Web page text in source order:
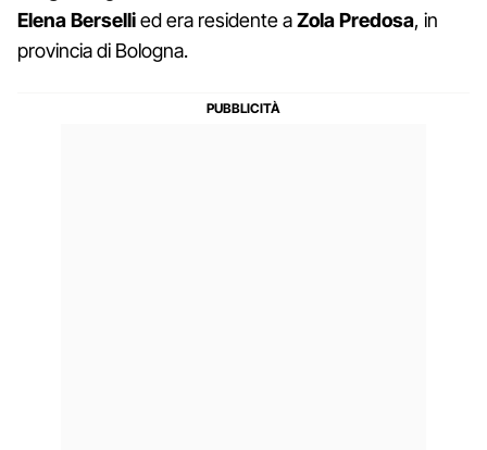
Elena Bersellied era residente aZola Predosa, in
provincia di Bologna.